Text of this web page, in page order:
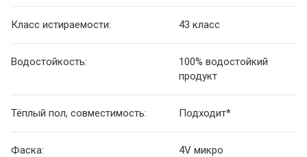
Класс истираемости: 43 класс
Водостойкость:
100% водостойкий
продукт
Тёплый пол, совместимость: Подходит*
Фаска: 4V микро